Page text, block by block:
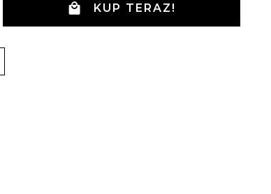
KUP TERAZ!